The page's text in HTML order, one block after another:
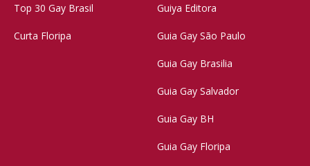
Top 30 Gay Brasil
Curta Floripa
Guiya Editora
Guia Gay São Paulo
Guia Gay Brasilia
Guia Gay Salvador
Guia Gay BH
Guia Gay Floripa